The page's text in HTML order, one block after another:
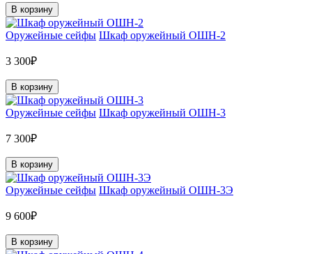
В корзину
Оружейные сейфы Шкаф оружейный ОШН-2
3 300₽
В корзину
Оружейные сейфы Шкаф оружейный ОШН-3
7 300₽
В корзину
Оружейные сейфы Шкаф оружейный ОШН-3Э
9 600₽
В корзину